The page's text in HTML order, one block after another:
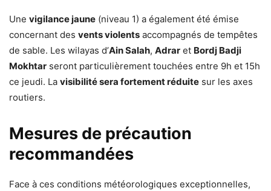
Une vigilance jaune (niveau 1) a également été émise
concernant des vents violents accompagnés de tempêtes
de sable. Les wilayas d’Ain Salah, Adrar et Bordj Badji
Mokhtar seront particulièrement touchées entre 9h et 15h
ce jeudi. La visibilité sera fortement réduite sur les axes
routiers.
Mesures de précaution
recommandées
Face à ces conditions météorologiques exceptionnelles,